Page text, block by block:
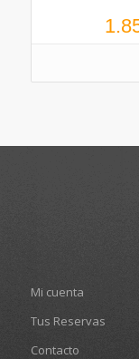
Mi cuenta
Tus Reservas
Contacto